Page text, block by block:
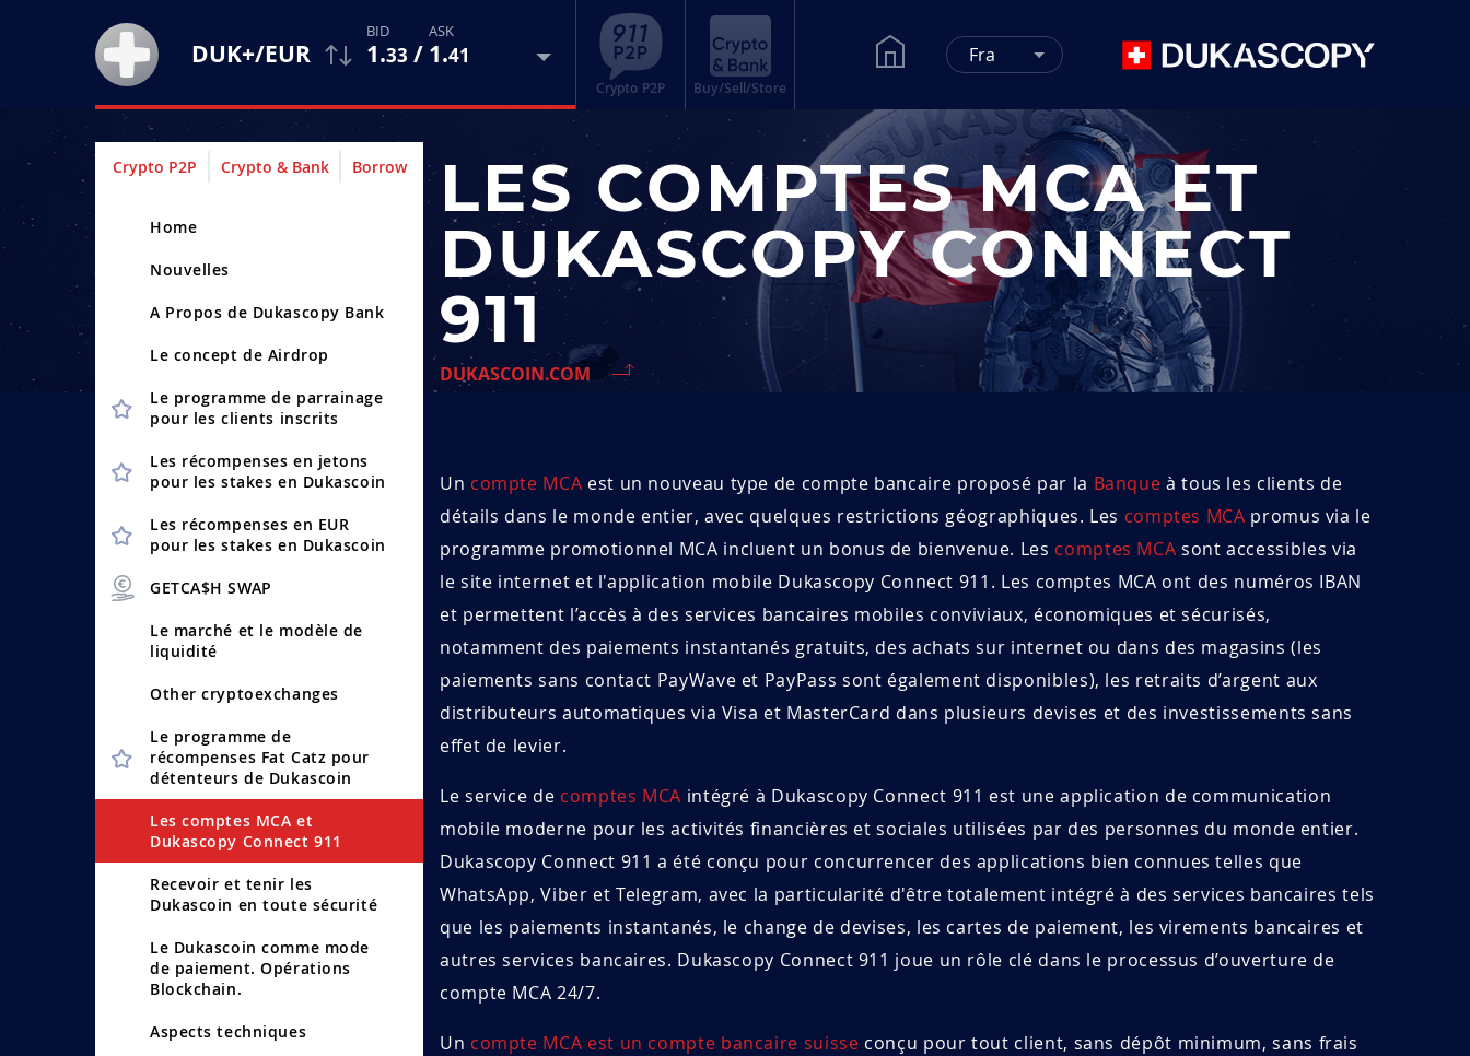
DUK+/EUR 1.33 / 1.41
Crypto P2P Buy/Sell/Store
Fra
DUKASCOIN.COM
LES COMPTES MCA ET
DUKASCOPY CONNECT
911
Crypto P2P Crypto & Bank Borrow
Home
Nouvelles
A Propos de Dukascopy Bank
Le concept de Airdrop
Le programme de parrainage
pour les clients inscrits
Les récompenses en jetons
pour les stakes en Dukascoin
Les récompenses en EUR
pour les stakes en Dukascoin
GETCA$H SWAP
Le marché et le modèle de
liquidité
Other cryptoex­changes
Le programme de
récompenses Fat Catz pour
détenteurs de Dukascoin
Les comptes MCA et
Dukascopy Connect 911
Recevoir et tenir les
Dukascoin en toute sécurité
Le Dukascoin comme mode
de paiement. Opérations
Blockchain.
Aspects techniques
Un compte MCA est un nouveau type de compte bancaire proposé par la Banque à tous les clients de
détails dans le monde entier, avec quelques restrictions géographiques. Les comptes MCA promus via le
programme promotionnel MCA incluent un bonus de bienvenue. Les comptes MCA sont accessibles via
le site internet et l'application mobile Dukascopy Connect 911. Les comptes MCA ont des numéros IBAN
et permettent l’accès à des services bancaires mobiles conviviaux, économiques et sécurisés,
notamment des paiements instantanés gratuits, des achats sur internet ou dans des magasins (les
paiements sans contact PayWave et PayPass sont également disponibles), les retraits d’argent aux
distributeurs automatiques via Visa et MasterCard dans plusieurs devises et des investissements sans
effet de levier.
Le service de comptes MCA intégré à Dukascopy Connect 911 est une application de communication
mobile moderne pour les activités financières et sociales utilisées par des personnes du monde entier.
Dukascopy Connect 911 a été conçu pour concurrencer des applications bien connues telles que
WhatsApp, Viber et Telegram, avec la particularité d'être totalement intégré à des services bancaires tels
que les paiements instantanés, le change de devises, les cartes de paiement, les virements bancaires et
autres services bancaires. Dukascopy Connect 911 joue un rôle clé dans le processus d’ouverture de
compte MCA 24/7.
Un compte MCA est un compte bancaire suisse conçu pour tout client, sans dépôt minimum, sans frais